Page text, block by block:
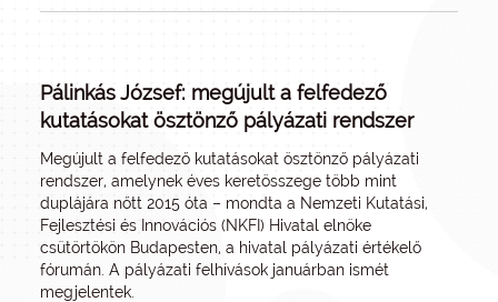
Pálinkás József: megújult a felfedező
kutatásokat ösztönző pályázati rendszer
Megújult a felfedező kutatásokat ösztönző pályázati
rendszer, amelynek éves keretösszege több mint
duplájára nőtt 2015 óta – mondta a Nemzeti Kutatási,
Fejlesztési és Innovációs (NKFI) Hivatal elnöke
csütörtökön Budapesten, a hivatal pályázati értékelő
fórumán. A pályázati felhívások januárban ismét
megjelentek.